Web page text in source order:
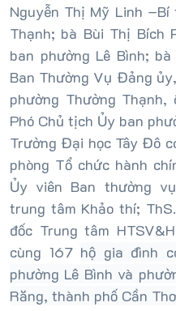
Nguyễn Thị Mỹ Linh
Thạnh; bà Bùi Thị Bích
ban phường Lê Bình;
Ban Thường Vụ Đảng
phường Thường
Phó Chủ tịch Ủy ban
Trường Đại học Tây Đô
phòng Tổ chức hành
Ủy viên Ban thường
trung tâm Khảo thí;
đốc Trung tâm
cùng 167 hộ gia đình
phường Lê Bình và
Răng, thành phố Cần